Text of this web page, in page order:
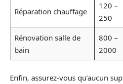
Réparation chauffage
120 –
250
Rénovation salle de
bain
800 –
2000
Enfin, assurez-vous qu’aucun